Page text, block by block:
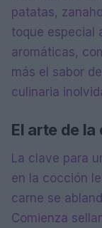
patatas,
toque especial
aromáticas,
más el sabor
culinaria
El arte de
La clave para
en la cocción
carne se
Comienza